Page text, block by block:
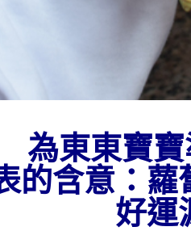
為東東寶
的含意： 蘿
好運